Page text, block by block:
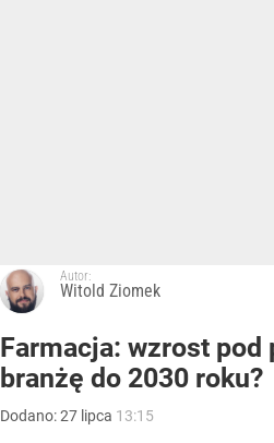
Autor:
Witold Ziomek
Farmacja: wzrost pod
branżę do 2030 roku?
Dodano:27 lipca 13:15